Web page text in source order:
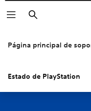
Buscar
Página principal de
Estado de PlayStation